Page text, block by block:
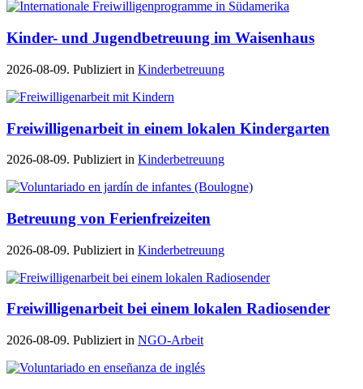
Kinder- und Jugendbetreuung im Waisenhaus
2026-08-09. Publiziert in Kinderbetreuung
Freiwilligenarbeit in einem lokalen Kindergarten
2026-08-09. Publiziert in Kinderbetreuung
Betreuung von Ferienfreizeiten
2026-08-09. Publiziert in Kinderbetreuung
Freiwilligenarbeit bei einem lokalen Radiosender
2026-08-09. Publiziert in NGO-Arbeit